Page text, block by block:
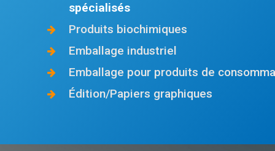
spécialisés
Produits biochimiques
Emballage industriel
Emballage pour produits de
Édition/Papiers graphiques